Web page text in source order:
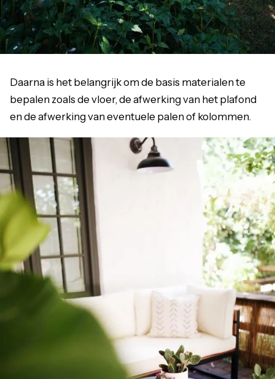
Daarna is het belangrijk om de basis materialen te
bepalen zoals de vloer, de afwerking van het plafond
en de afwerking van eventuele palen of kolommen.